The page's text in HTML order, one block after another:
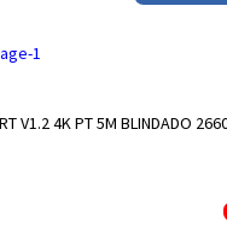
V1.2 4K PT 5M BLINDADO